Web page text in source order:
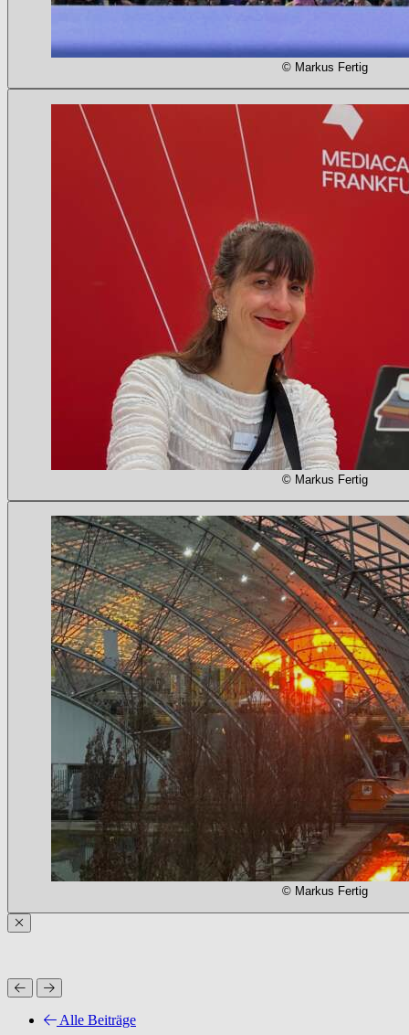
© Markus Fertig
© Markus Fertig
© Markus Fertig
Alle Beiträge